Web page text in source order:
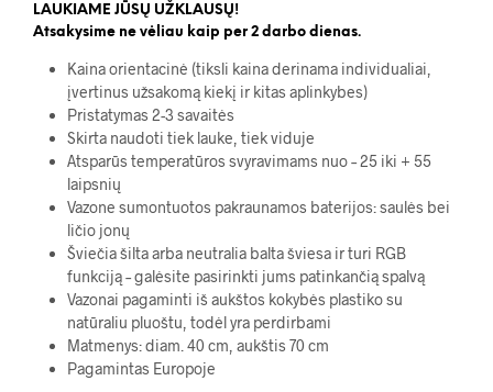
LAUKIAME JŪSŲ UŽKLAUSŲ!
Atsakysime ne vėliau kaip per 2 darbo dienas.
Kaina orientacinė (tiksli kaina derinama individualiai,
įvertinus užsakomą kiekį ir kitas aplinkybes)
Pristatymas 2-3 savaitės
Skirta naudoti tiek lauke, tiek viduje
Atsparūs temperatūros svyravimams nuo – 25 iki + 55
laipsnių
Vazone sumontuotos pakraunamos baterijos: saulės bei
ličio jonų
Šviečia šilta arba neutralia balta šviesa ir turi RGB
funkciją – galėsite pasirinkti jums patinkančią spalvą
Vazonai pagaminti iš aukštos kokybės plastiko su
natūraliu pluoštu, todėl yra perdirbami
Matmenys: diam. 40 cm, aukštis 70 cm
Pagamintas Europoje